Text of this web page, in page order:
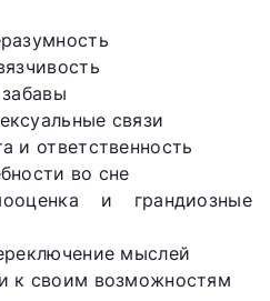
связи
и ответственность
во сне
и грандиозные
мыслей
к своим возможностям